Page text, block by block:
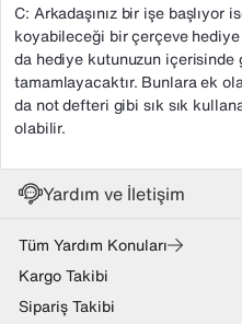
C: Arkadaşınız bir işe başlıyor
koyabileceği bir çerçeve
da hediye kutunuzun
tamamlayacaktır. Bunlara ek
da not defteri gibi sık sık
olabilir.
Yardım ve İletişim
Tüm Yardım Konuları
Kargo Takibi
Sipariş Takibi